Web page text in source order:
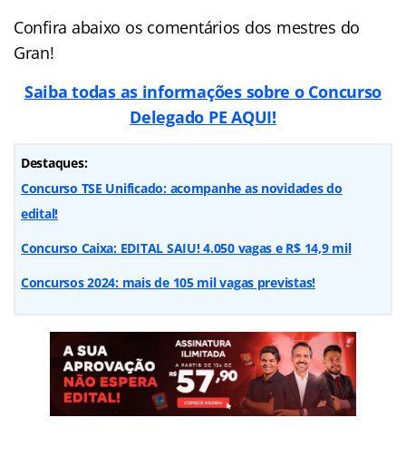
Confira abaixo os comentários dos mestres do
Gran!
Saiba todas as informações sobre o Concurso
Delegado PE AQUI!
Destaques:
Concurso TSE Unificado: acompanhe as novidades do
edital!
Concurso Caixa: EDITAL SAIU! 4.050 vagas e R$ 14,9 mil
Concursos 2024: mais de 105 mil vagas previstas!